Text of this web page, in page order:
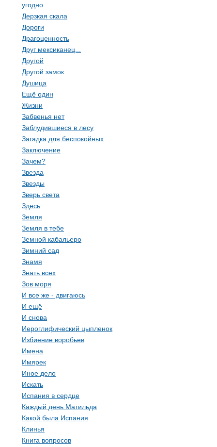
угодно
Дерзкая скала
Дороги
Драгоценность
Друг мексиканец...
Другой
Другой замок
Душица
Ещё один
Жизни
Забвенья нет
Заблудившиеся в лесу
Загадка для беспокойных
Заключение
Зачем?
Звезда
Звезды
Зверь света
Здесь
Земля
Земля в тебе
Земной кабальеро
Зимний сад
Знамя
Знать всех
Зов моря
И все же - двигаюсь
И ещё
И снова
Иероглифический цыпленок
Избиение воробьев
Имена
Имярек
Иное дело
Искать
Испания в сердце
Каждый день Матильда
Какой была Испания
Клинья
Книга вопросов